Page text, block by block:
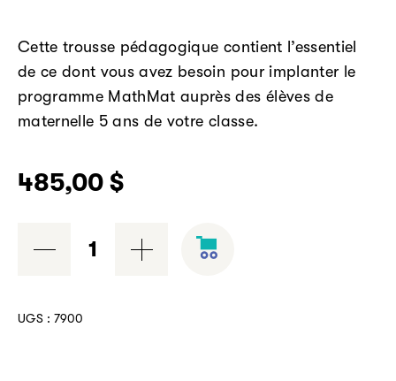
Cette trousse pédagogique contient l’essentiel
de ce dont vous avez besoin pour implanter le
programme MathMat auprès des élèves de
maternelle 5 ans de votre classe.
485,00 $
UGS : 7900